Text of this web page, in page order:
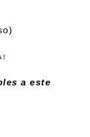
a este